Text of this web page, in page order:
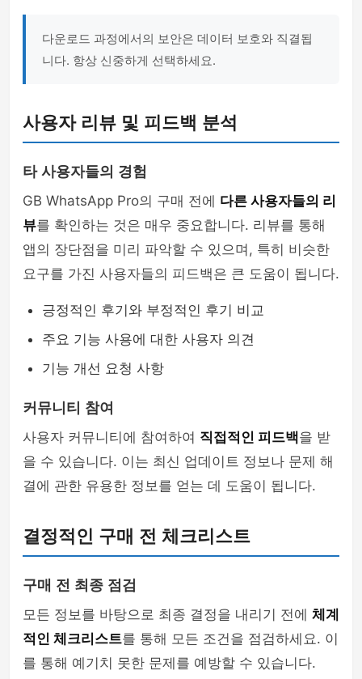
다운로드 과정에서의 보안은 데이터 보호와 직결됩
니다. 항상 신중하게 선택하세요.
사용자 리뷰 및 피드백 분석
타 사용자들의 경험
GB WhatsApp Pro의 구매 전에 다른 사용자들의 리
뷰를 확인하는 것은 매우 중요합니다. 리뷰를 통해
앱의 장단점을 미리 파악할 수 있으며, 특히 비슷한
요구를 가진 사용자들의 피드백은 큰 도움이 됩니다.
긍정적인 후기와 부정적인 후기 비교
주요 기능 사용에 대한 사용자 의견
기능 개선 요청 사항
커뮤니티 참여
사용자 커뮤니티에 참여하여 직접적인 피드백을 받
을 수 있습니다. 이는 최신 업데이트 정보나 문제 해
결에 관한 유용한 정보를 얻는 데 도움이 됩니다.
결정적인 구매 전 체크리스트
구매 전 최종 점검
모든 정보를 바탕으로 최종 결정을 내리기 전에 체계
적인 체크리스트를 통해 모든 조건을 점검하세요. 이
를 통해 예기치 못한 문제를 예방할 수 있습니다.